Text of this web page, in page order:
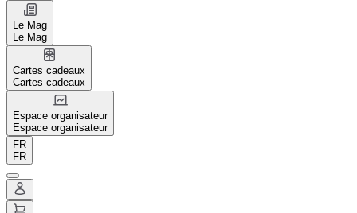
Le Mag
Le Mag
Cartes cadeaux
Cartes cadeaux
Espace organisateur
Espace organisateur
FR
FR